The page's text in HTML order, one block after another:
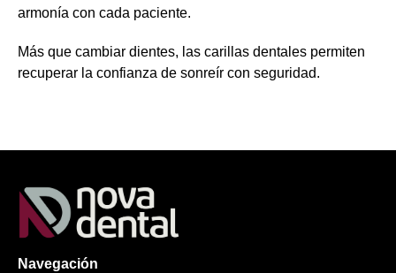
armonía con cada paciente.
Más que cambiar dientes, las carillas dentales permiten
recuperar la confianza de sonreír con seguridad.
Navegación